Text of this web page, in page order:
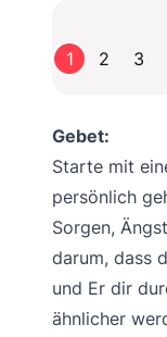
1 2 3
Gebet:
Starte mit
persönlich
Sorgen,
darum, dass
und Er dir
ähnlicher